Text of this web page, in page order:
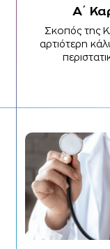
Α΄
Σκοπός της
αρτιότερη